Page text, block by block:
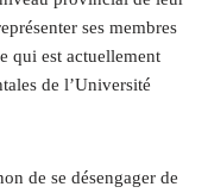
ses membres
qui est actuellement
de l’Université
de se désengager de